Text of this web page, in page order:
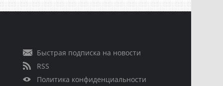
Быстрая подписка на новости
RSS
Политика конфиденциальности